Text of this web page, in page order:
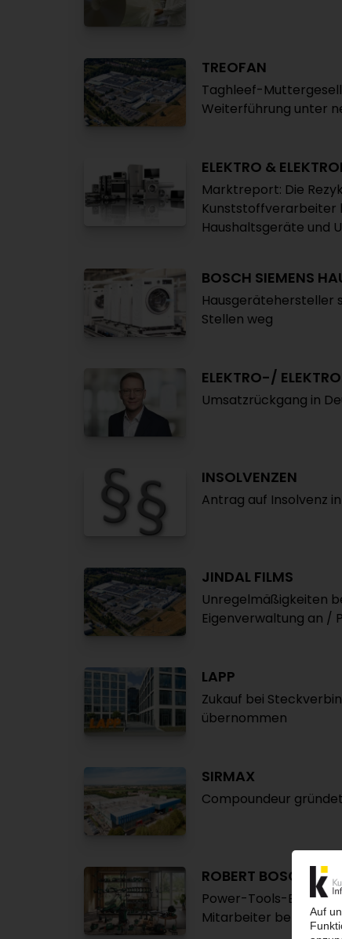
TREOFAN
Taghleef-
Weiterführung unter
ELEKTRO &
Marktreport: Die
Kunststoffverarbeiter
Haushaltsgeräte und
BOSCH SIEMENS
Hausgerätehersteller
Stellen weg
ELEKTRO-/
Umsatzrückgang in
INSOLVENZEN
Antrag auf Insolvenz
JINDAL FILMS
Unregelmäßigkeiten
Eigenverwaltung an /
LAPP
Zukauf bei
übernommen
SIRMAX
Compoundeur
ROBERT BOSCH
Power-Tools-Bereich
Mitarbeiter betroffen